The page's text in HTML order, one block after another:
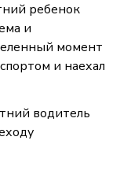
ребенок
и
момент
и наехал
водитель